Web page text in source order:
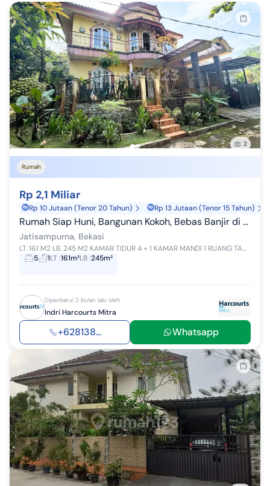
2
Rumah
Rp 2,1 Miliar
Rp 10 Jutaan (Tenor 20 Tahun) Rp 13 Jutaan (Tenor 15 Tahun)
Rumah Siap Huni, Bangunan Kokoh, Bebas Banjir di Bumi Eraska - (Ar)
Jatisampurna, Bekasi
LT. 161 M2 LB. 245 M2 KAMAR TIDUR 4 + 1 KAMAR MANDI 1 RUANG TAMU 1 RUANG MAKAN 1 RUANG KELUARGA 1 DAPUR/PANTRY 1 TERAS/TAMAN 1 GARASI/CAR P...
5
1LT:161m²LB:245m²
Diperbarui 2 bulan lalu oleh
Indri Harcourts Mitra
+628138... Whatsapp